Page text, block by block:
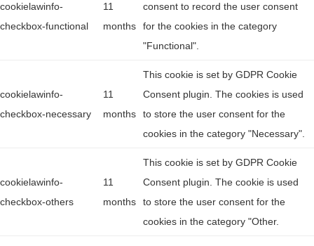
cookielawinfo-
checkbox-functional
11
months
consent to record the user consent
for the cookies in the category
"Functional".
cookielawinfo-
checkbox-necessary
11
months
This cookie is set by GDPR Cookie
Consent plugin. The cookies is used
to store the user consent for the
cookies in the category "Necessary".
cookielawinfo-
checkbox-others
11
months
This cookie is set by GDPR Cookie
Consent plugin. The cookie is used
to store the user consent for the
cookies in the category "Other.